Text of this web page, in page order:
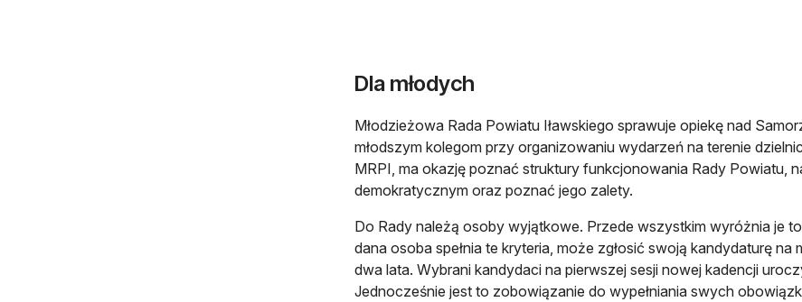
Dla młodych
Młodzieżowa Rada Powiatu Iławskiego sprawuje opiekę nad
młodszym kolegom przy organizowaniu wydarzeń na terenie
MRPI, ma okazję poznać struktury funkcjonowania Rady Powiatu,
demokratycznym oraz poznać jego zalety.
Do Rady należą osoby wyjątkowe. Przede wszystkim wyróżnia je
dana osoba spełnia te kryteria, może zgłosić swoją kandydaturę
dwa lata. Wybrani kandydaci na pierwszej sesji nowej kadencji
Jednocześnie jest to zobowiązanie do wypełniania swych